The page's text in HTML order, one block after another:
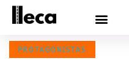
PROTAGONISTAS